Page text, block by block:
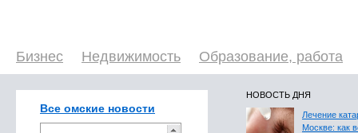
Бизнес Недвижимость Образование, работа
Все омские новости
НОВОСТЬ ДНЯ
Лечение
Москве: как